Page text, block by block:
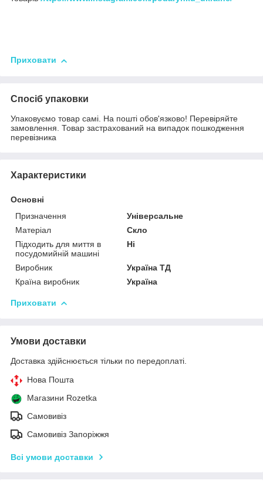
Приховати
Спосіб упаковки
Упаковуємо товар самі. На пошті обов'язково! Перевіряйте
замовлення. Товар застрахований на випадок пошкодження
перевізника
Характеристики
Основні
Призначення
Універсальне
Матеріал
Скло
Підходить для миття в
посудомийній машині
Ні
Виробник
Україна ТД
Країна виробник
Україна
Приховати
Умови доставки
Доставка здійснюється тільки по передоплаті.
Нова Пошта
Магазини Rozetka
Самовивіз
Самовивіз Запоріжжя
Всі умови доставки